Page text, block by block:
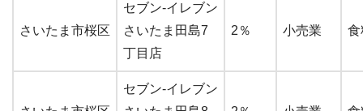
さいたま市桜区
セブン-イレブン
さいたま田島7
丁目店
2％ 小売業 食
セブン-イレブン